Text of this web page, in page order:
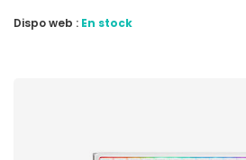
Dispo web : En stock